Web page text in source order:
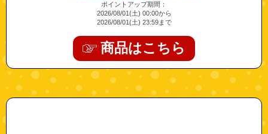
ポイントアップ期間：
2026/08/01(土) 00:00から
2026/08/01(土) 23:59まで
商品はこちら
"10270000-16"